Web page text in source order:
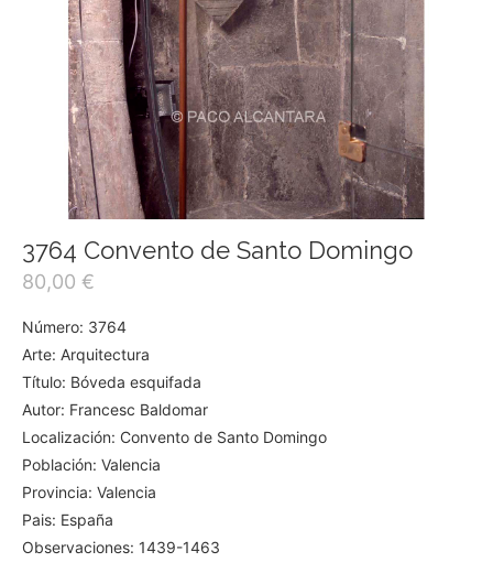
3764 Convento de Santo Domingo
80,00 €
Número: 3764
Arte: Arquitectura
Título: Bóveda esquifada
Autor: Francesc Baldomar
Localización: Convento de Santo Domingo
Población: Valencia
Provincia: Valencia
Pais: España
Observaciones: 1439-1463